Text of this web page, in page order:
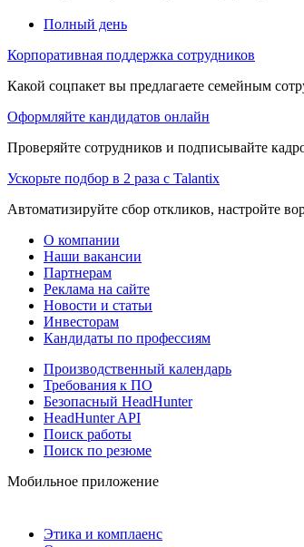
Полный день
Корпоративная поддержка сотрудников
Какой соцпакет вы предлагаете семейным
Оформляйте кандидатов онлайн
Проверяйте сотрудников и подписывайте
Ускорьте подбор в 2 раза с Talantix
Автоматизируйте сбор откликов, настройте
О компании
Наши вакансии
Партнерам
Реклама на сайте
Новости и статьи
Инвесторам
Кандидаты по профессиям
Производственный календарь
Требования к ПО
Безопасный HeadHunter
HeadHunter API
Поиск работы
Поиск по резюме
Мобильное приложение
Этика и комплаенс